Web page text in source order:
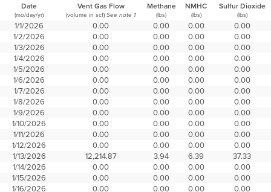
Date Vent Gas Flow Methane NMHC Sulfur Dioxide
(mo/day/yr) (volume in scf) See note 1 (lbs) (lbs) (lbs)
1/1/2026 0.00 0.00 0.00
0.00
1/2/2026
0.00 0.00 0.00
0.00
1/3/2026
0.00 0.00 0.00
0.00
1/4/2026
0.00 0.00 0.00
0.00
1/5/2026
0.00 0.00 0.00
0.00
1/6/2026
0.00 0.00 0.00
0.00
1/7/2026
0.00 0.00 0.00
0.00
1/8/2026
0.00 0.00 0.00
0.00
1/9/2026
0.00 0.00 0.00
0.00
1/10/2026
0.00 0.00 0.00
0.00
1/11/2026
0.00 0.00 0.00
0.00
1/12/2026
0.00 0.00 0.00
0.00
1/13/2026
12,214.87 3.94 6.39
37.33
1/14/2026
0.00 0.00 0.00
0.00
1/15/2026
0.00 0.00 0.00
0.00
1/16/2026
0.00 0.00 0.00
0.00